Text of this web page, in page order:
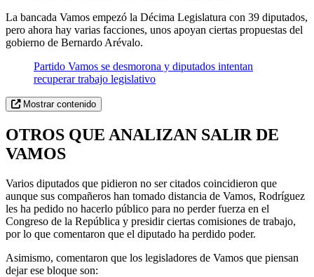
La bancada Vamos empezó la Décima Legislatura con 39 diputados,
pero ahora hay varias facciones, unos apoyan ciertas propuestas del
gobierno de Bernardo Arévalo.
Partido Vamos se desmorona y diputados intentan
recuperar trabajo legislativo
Mostrar contenido
OTROS QUE ANALIZAN SALIR DE
VAMOS
Varios diputados que pidieron no ser citados coincidieron que
aunque sus compañeros han tomado distancia de Vamos, Rodríguez
les ha pedido no hacerlo público para no perder fuerza en el
Congreso de la República y presidir ciertas comisiones de trabajo,
por lo que comentaron que el diputado ha perdido poder.
Asimismo, comentaron que los legisladores de Vamos que piensan
dejar ese bloque son: